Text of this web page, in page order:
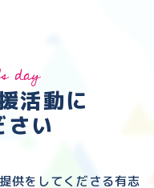
day
活動に
さい
供をしてくださる有志